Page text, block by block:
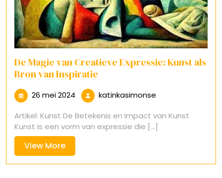
De Magie van Creatieve Expressie: Kunst als
Bron van Inspiratie
26 mei 2024 26
mei
2024
katinkasimonse
Artikel: Kunst De Betekenis en Impact van Kunst
Kunst is een vorm van expressie die [...]
View MoreView
More